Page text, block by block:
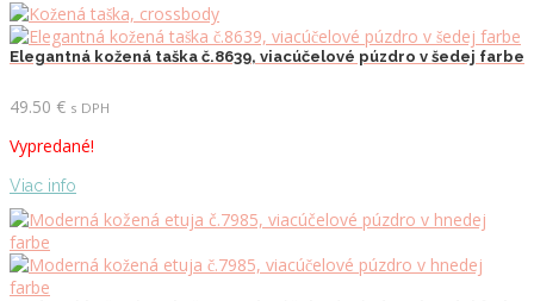
Elegantná kožená taška č.8639, viacúčelové púzdro v šedej farbe
49.50 € s DPH
Vypredané!
Viac info